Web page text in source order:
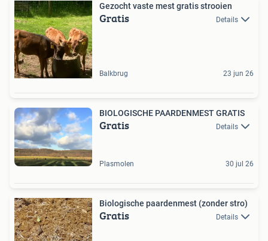
Gezocht vaste mest gratis strooien
Gratis Details
Balkbrug 23 jun 26
BIOLOGISCHE PAARDENMEST GRATIS
Gratis Details
Plasmolen 30 jul 26
Biologische paardenmest (zonder stro)
Gratis Details